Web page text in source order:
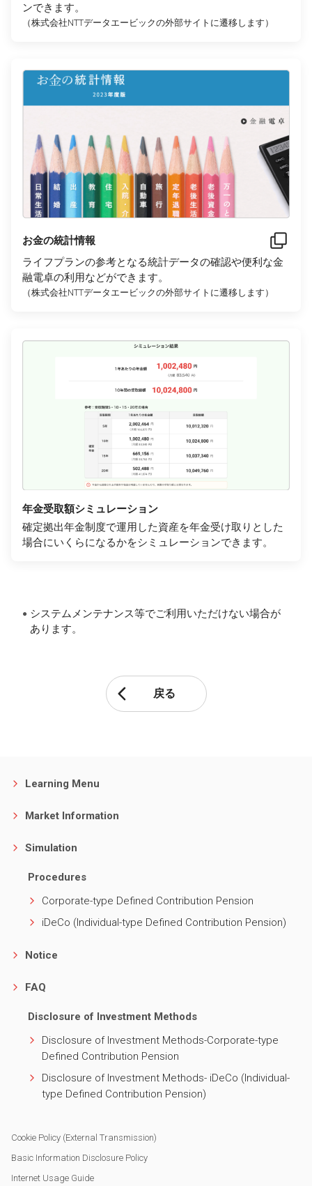
ンできます。
（株式会社NTTデータエービックの外部サイトに遷移します）
お金の統計情報
ライフプランの参考となる統計データの確認や便利な金
融電卓の利用などができます。
（株式会社NTTデータエービックの外部サイトに遷移します）
年金受取額シミュレーション
確定拠出年金制度で運用した資産を年金受け取りとした
場合にいくらになるかをシミュレーションできます。
● システムメンテナンス等でご利用いただけない場合が
あります。
戻る
Learning Menu
Market Information
Simulation
Procedures
Corporate-type Defined Contribution Pension
iDeCo (Individual-type Defined Contribution Pension)
Notice
FAQ
Disclosure of Investment Methods
Disclosure of Investment Methods-Corporate-type
Defined Contribution Pension
Disclosure of Investment Methods- iDeCo (Individual-
type Defined Contribution Pension)
Cookie Policy (External Transmission)
Basic Information Disclosure Policy
Internet Usage Guide